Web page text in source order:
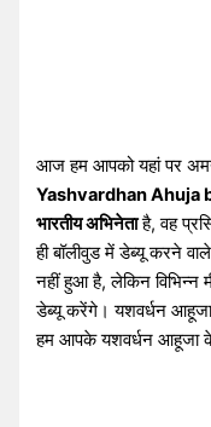
आज हम आपको यहां पर
Yashvardhan Ahuja
भारतीय अभिनेताहै, वह
ही बॉलीवुड में डेब्यू करने
नहीं हुआ है, लेकिन विभिन्न
डेब्यू करेंगे। यशवर्धन
हम आपके यशवर्धन आहूजा